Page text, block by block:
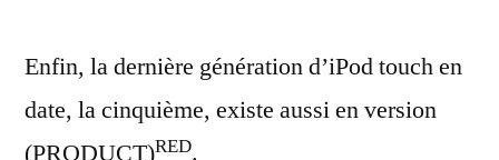
Enfin, la dernière génération d’iPod touch en
date, la cinquième, existe aussi en version
(PRODUCT)RED.